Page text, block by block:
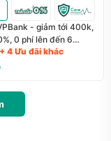
- giảm tới 400k,
0 phí lên đến 6
+ 4 Ưu đãi khác